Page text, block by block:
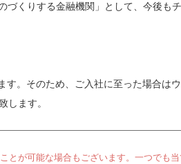
くりする金融機関」として、今後も
。そのため、ご入社に至った場合は
します。
が可能な場合もございます。一つでも